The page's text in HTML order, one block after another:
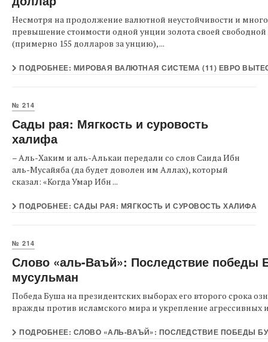
Несмотря на продолжение валютной неустойчивости и
превышение стоимости одной унции золота своей
(примерно 155 долларов за унцию), ...
ПОДРОБНЕЕ: МИРОВАЯ ВАЛЮТНАЯ СИСТЕМА (11) ЕВРО
№ 214
Сады рая: Мягкость и суровость
халифа
– Аль-Хаким и аль-Алькаи передали со слов Саида Ибн
аль-Мусайяба (да будет доволен им Аллах), который
сказал: «Когда Умар Ибн ...
ПОДРОБНЕЕ: САДЫ РАЯ: МЯГКОСТЬ И СУРОВОСТЬ ХАЛИФА
№ 214
Слово «аль-Ваъй»: Последствие победы
мусульман
Победа Буша на президентских выборах его второго срока
вражды против исламского мира и укрепление агрессивных
ПОДРОБНЕЕ: СЛОВО «АЛЬ-ВАЪЙ»: ПОСЛЕДСТВИЕ ПОБЕДЫ